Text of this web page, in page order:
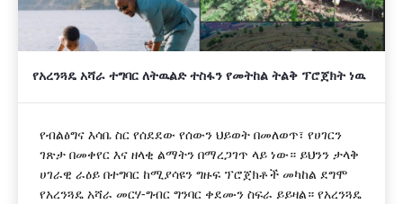
የአረንጓዴ አሻራ ተግባር ለትዉልድ ተስፋን የመትከል ትልቅ ፕሮጀክት ነዉ
የብልፅግና እሳቤ ስር የሰደደው የሰውን ህይወት በመለወጥ፣ የሀገርን
ገጽታ በመቀየር እና ዘላቂ ልማትን በማረጋገጥ ላይ ነው። ይህንን ታላቅ
ሀገራዊ ራዕይ በተግባር ከሚያሳዩን ግዙፍ ፕሮጀክቶች መካከል ደግሞ
የአረንጓዴ አሻራ መርሃ-ግብር ግንባር ቀደሙን ስፍራ ይይዛል። የአረንጓዴ